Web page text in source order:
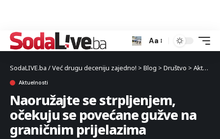
Aa
SodaLIVE.ba / Već drugu deceniju zajedno! > Blog > Društvo > Aktuelnosti
Aktuelnosti
Naoružajte se strpljenjem,
očekuju se povećane gužve na
graničnim prijelazima